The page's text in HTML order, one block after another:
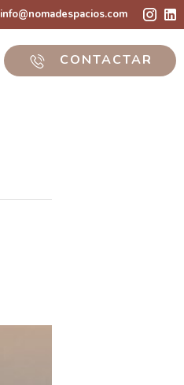
info@nomadespacios.com
CONTACTAR